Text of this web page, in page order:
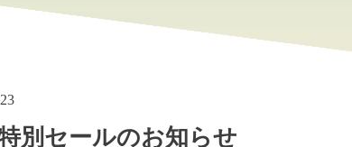
別セールのお知らせ